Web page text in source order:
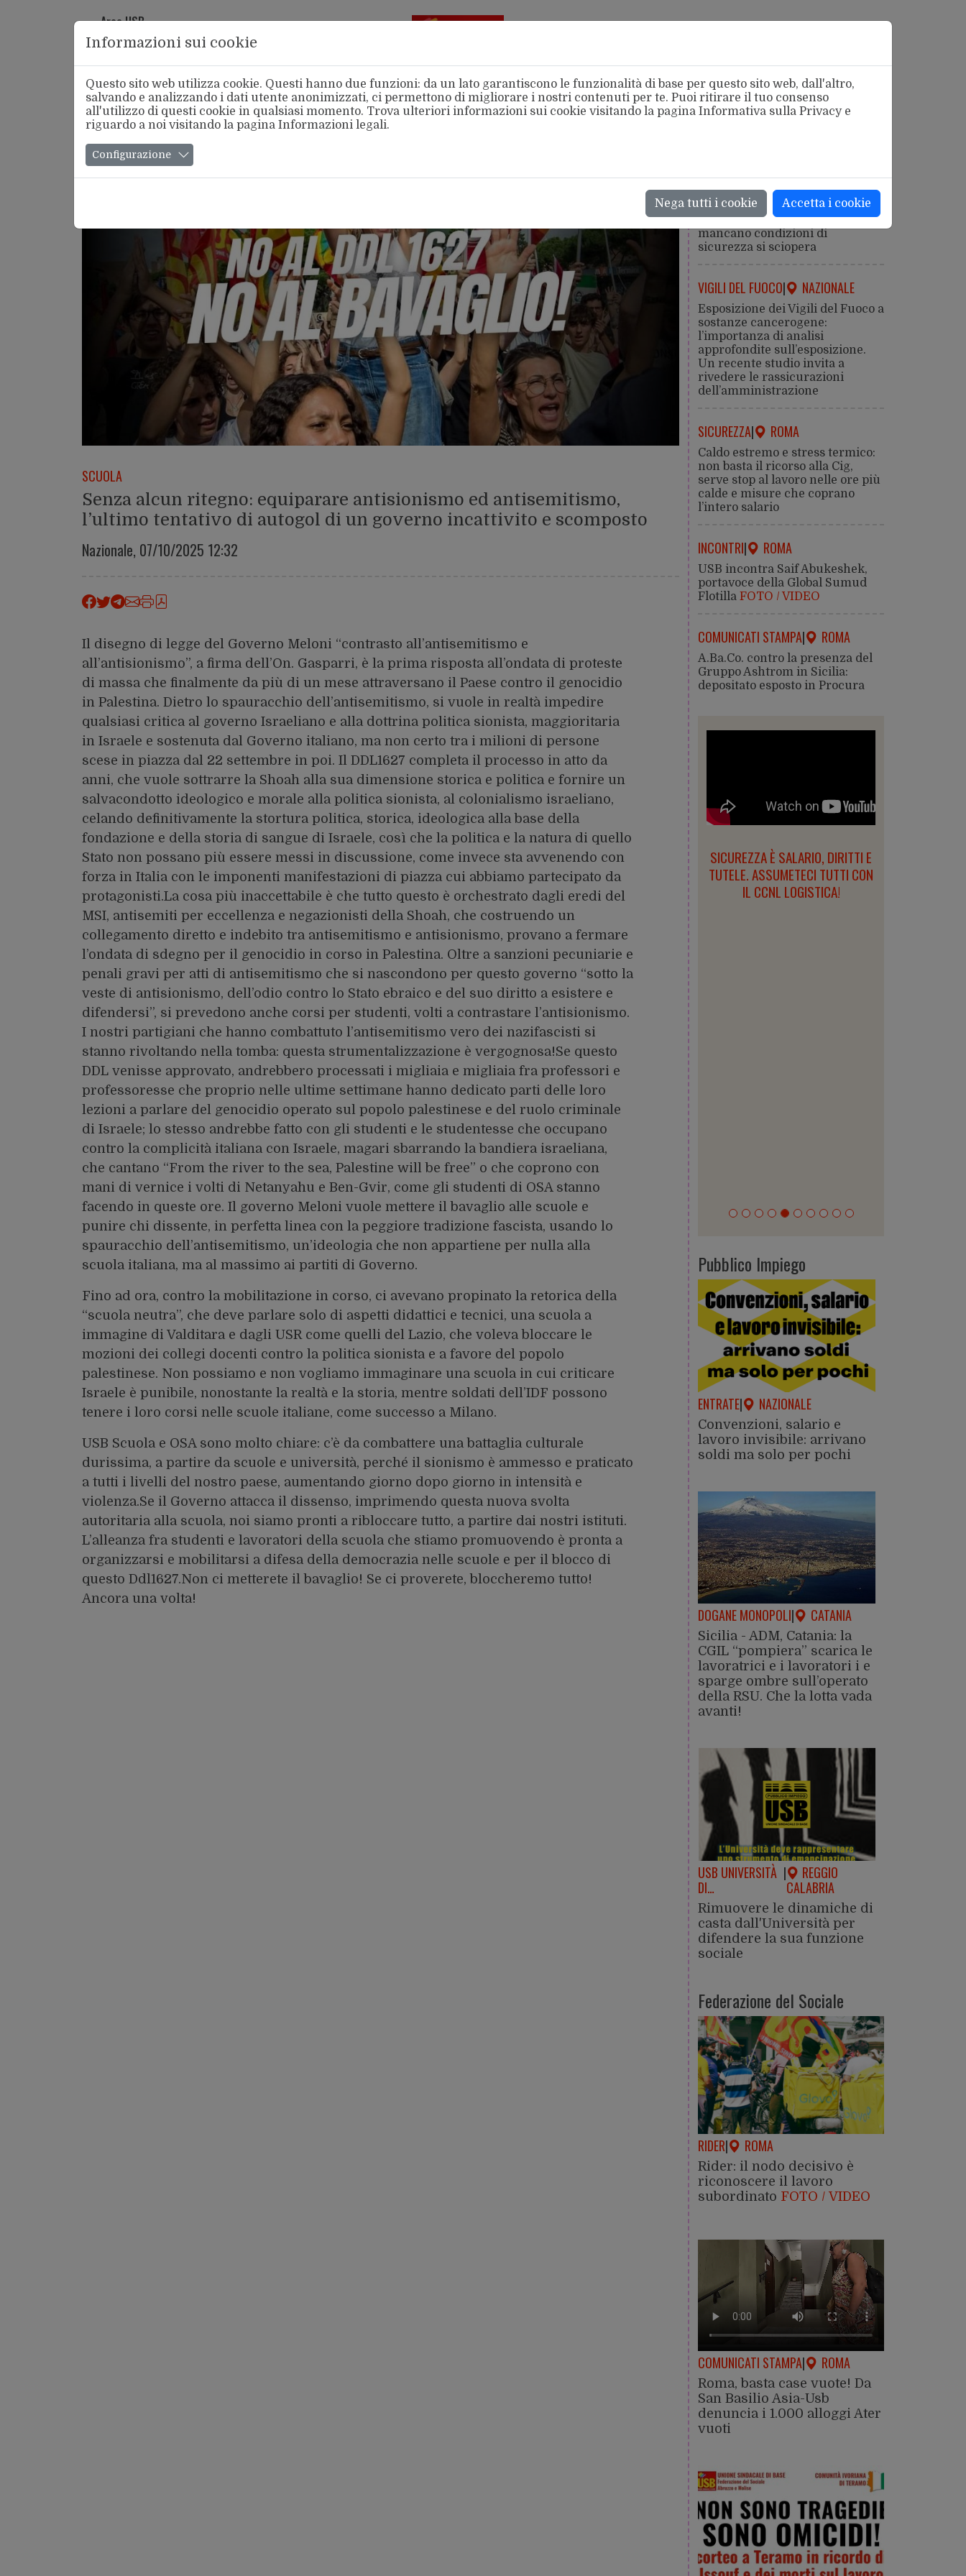
Area USB
alla FSM
Chi Siamo Categorie
SCUOLA
Senza alcun ritegno: equiparare antisionismo ed antisemitismo,
l’ultimo tentativo di autogol di un governo incattivito e scomposto
Nazionale, 07/10/2025 12:32
Il disegno di legge del Governo Meloni “contrasto all’antisemitismo e
all’antisionismo”, a firma dell’On. Gasparri, è la prima risposta all’ondata di proteste
di massa che finalmente da più di un mese attraversano il Paese contro il genocidio
in Palestina. Dietro lo spauracchio dell’antisemitismo, si vuole in realtà impedire
qualsiasi critica al governo Israeliano e alla dottrina politica sionista, maggioritaria
in Israele e sostenuta dal Governo italiano, ma non certo tra i milioni di persone
scese in piazza dal 22 settembre in poi. Il DDL1627 completa il processo in atto da
anni, che vuole sottrarre la Shoah alla sua dimensione storica e politica e fornire un
salvacondotto ideologico e morale alla politica sionista, al colonialismo israeliano,
celando definitivamente la stortura politica, storica, ideologica alla base della
fondazione e della storia di sangue di Israele, così che la politica e la natura di quello
Stato non possano più essere messi in discussione, come invece sta avvenendo con
forza in Italia con le imponenti manifestazioni di piazza cui abbiamo partecipato da
protagonisti.La cosa più inaccettabile è che tutto questo è orchestrato dagli eredi del
MSI, antisemiti per eccellenza e negazionisti della Shoah, che costruendo un
collegamento diretto e indebito tra antisemitismo e antisionismo, provano a fermare
l’ondata di sdegno per il genocidio in corso in Palestina. Oltre a sanzioni pecuniarie e
penali gravi per atti di antisemitismo che si nascondono per questo governo “sotto la
veste di antisionismo, dell’odio contro lo Stato ebraico e del suo diritto a esistere e
difendersi”, si prevedono anche corsi per studenti, volti a contrastare l’antisionismo.
I nostri partigiani che hanno combattuto l’antisemitismo vero dei nazifascisti si
stanno rivoltando nella tomba: questa strumentalizzazione è vergognosa!Se questo
DDL venisse approvato, andrebbero processati i migliaia e migliaia fra professori e
professoresse che proprio nelle ultime settimane hanno dedicato parti delle loro
lezioni a parlare del genocidio operato sul popolo palestinese e del ruolo criminale
di Israele; lo stesso andrebbe fatto con gli studenti e le studentesse che occupano
contro la complicità italiana con Israele, magari sbarrando la bandiera israeliana,
che cantano “From the river to the sea, Palestine will be free” o che coprono con
mani di vernice i volti di Netanyahu e Ben-Gvir, come gli studenti di OSA stanno
facendo in queste ore. Il governo Meloni vuole mettere il bavaglio alle scuole e
punire chi dissente, in perfetta linea con la peggiore tradizione fascista, usando lo
spauracchio dell’antisemitismo, un’ideologia che non appartiene per nulla alla
scuola italiana, ma al massimo ai partiti di Governo.
Fino ad ora, contro la mobilitazione in corso, ci avevano propinato la retorica della
“scuola neutra”, che deve parlare solo di aspetti didattici e tecnici, una scuola a
immagine di Valditara e dagli USR come quelli del Lazio, che voleva bloccare le
mozioni dei collegi docenti contro la politica sionista e a favore del popolo
palestinese. Non possiamo e non vogliamo immaginare una scuola in cui criticare
Israele è punibile, nonostante la realtà e la storia, mentre soldati dell’IDF possono
tenere i loro corsi nelle scuole italiane, come successo a Milano.
USB Scuola e OSA sono molto chiare: c’è da combattere una battaglia culturale
durissima, a partire da scuole e università, perché il sionismo è ammesso e praticato
a tutti i livelli del nostro paese, aumentando giorno dopo giorno in intensità e
violenza.Se il Governo attacca il dissenso, imprimendo questa nuova svolta
autoritaria alla scuola, noi siamo pronti a ribloccare tutto, a partire dai nostri istituti.
L’alleanza fra studenti e lavoratori della scuola che stiamo promuovendo è pronta a
organizzarsi e mobilitarsi a difesa della democrazia nelle scuole e per il blocco di
questo Ddl1627.Non ci metterete il bavaglio! Se ci proverete, bloccheremo tutto!
Ancora una volta!
SICUREZZA| ROMA
Caldo estremo: la salute viene
prima della produzione. Dove
mancano condizioni di
sicurezza si sciopera
VIGILI DEL FUOCO| NAZIONALE
Esposizione dei Vigili del Fuoco a
sostanze cancerogene:
l’importanza di analisi
approfondite sull’esposizione.
Un recente studio invita a
rivedere le rassicurazioni
dell’amministrazione
SICUREZZA| ROMA
Caldo estremo e stress termico:
non basta il ricorso alla Cig,
serve stop al lavoro nelle ore più
calde e misure che coprano
l’intero salario
INCONTRI| ROMA
USB incontra Saif Abukeshek,
portavoce della Global Sumud
Flotilla FOTO / VIDEO
COMUNICATI STAMPA| ROMA
A.Ba.Co. contro la presenza del
Gruppo Ashtrom in Sicilia:
depositato esposto in Procura
SICUREZZA È SALARIO, DIRITTI E
TUTELE. ASSUMETECI TUTTI CON
IL CCNL LOGISTICA!
Pubblico Impiego
ENTRATE| NAZIONALE
Convenzioni, salario e
lavoro invisibile: arrivano
soldi ma solo per pochi
DOGANE MONOPOLI| CATANIA
Sicilia - ADM, Catania: la
CGIL “pompiera” scarica le
lavoratrici e i lavoratori i e
sparge ombre sull’operato
della RSU. Che la lotta vada
avanti!
USB UNIVERSITÀ
DI…
|
REGGIO
CALABRIA
Rimuovere le dinamiche di
casta dall'Università per
difendere la sua funzione
sociale
Federazione del Sociale
RIDER| ROMA
Rider: il nodo decisivo è
riconoscere il lavoro
subordinato FOTO / VIDEO
COMUNICATI STAMPA| ROMA
Roma, basta case vuote! Da
San Basilio Asia-Usb
denuncia i 1.000 alloggi Ater
vuoti
Informazioni sui cookie
Questo sito web utilizza cookie. Questi hanno due funzioni: da un lato garantiscono le funzionalità di base per questo sito web, dall'altro,
salvando e analizzando i dati utente anonimizzati, ci permettono di migliorare i nostri contenuti per te. Puoi ritirare il tuo consenso
all'utilizzo di questi cookie in qualsiasi momento. Trova ulteriori informazioni sui cookie visitando la pagina Informativa sulla Privacye
riguardo a noi visitando la pagina Informazioni legali.
Configurazione
Nega tutti i cookie Accetta i cookie